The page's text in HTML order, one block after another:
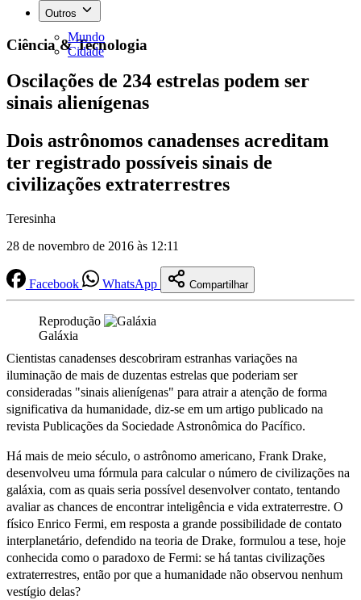
Outros
Mundo
Cidade
Ciência & Tecnologia
Oscilações de 234 estrelas podem ser
sinais alienígenas
Dois astrônomos canadenses acreditam
ter registrado possíveis sinais de
civilizações extraterrestres
Teresinha
28 de novembro de 2016 às 12:11
Facebook WhatsApp Compartilhar
Reprodução
Galáxia
Cientistas canadenses descobriram estranhas variações na
iluminação de mais de duzentas estrelas que poderiam ser
consideradas "sinais alienígenas" para atrair a atenção de forma
significativa da humanidade, diz-se em um artigo publicado na
revista Publicações da Sociedade Astronômica do Pacífico.
Há mais de meio século, o astrônomo americano, Frank Drake,
desenvolveu uma fórmula para calcular o número de civilizações na
galáxia, com as quais seria possível desenvolver contato, tentando
avaliar as chances de encontrar inteligência e vida extraterrestre. O
físico Enrico Fermi, em resposta a grande possibilidade de contato
interplanetário, defendido na teoria de Drake, formulou a tese, hoje
conhecida como o paradoxo de Fermi: se há tantas civilizações
extraterrestres, então por que a humanidade não observou nenhum
vestígio delas?